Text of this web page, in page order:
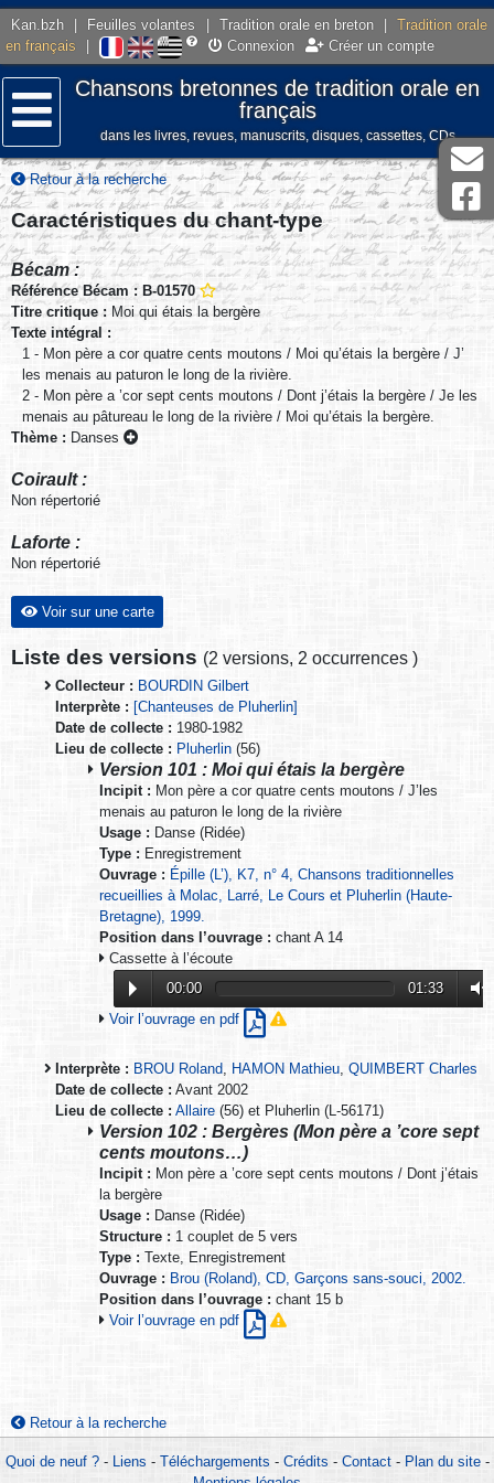
Kan.bzh Feuilles volantes Tradition orale en breton
Tradition orale
en français
Connexion Créer un compte
Menu
Chansons bretonnes de tradition orale en
français
dans les livres, revues, manuscrits, disques, cassettes, CDs
Retour à la recherche
Caractéristiques du chant-type
Bécam :
Référence Bécam : B-01570
Titre critique : Moi qui étais la bergère
Texte intégral :
1 - Mon père a cor quatre cents moutons / Moi qu’étais la bergère / J’
les menais au paturon le long de la rivière.
2 - Mon père a ’cor sept cents moutons / Dont j’étais la bergère / Je les
menais au pâtureau le long de la rivière / Moi qu’étais la bergère.
Thème : Danses
Coirault :
Non répertorié
Laforte :
Non répertorié
Voir sur une carte
Liste des versions (2 versions, 2 occurrences )
Collecteur : BOURDIN Gilbert
Interprète : [Chanteuses de Pluherlin]
Date de collecte : 1980-1982
Lieu de collecte : Pluherlin (56)
Version 101 : Moi qui étais la bergère
Incipit : Mon père a cor quatre cents moutons / J’les
menais au paturon le long de la rivière
Usage : Danse (Ridée)
Type : Enregistrement
Ouvrage : Épille (L’), K7, n° 4, Chansons traditionnelles
recueillies à Molac, Larré, Le Cours et Pluherlin (Haute-
Bretagne), 1999.
Position dans l’ouvrage : chant A 14
Cassette à l’écoute
00:00
01:33
Voir l’ouvrage en pdf
Interprète : BROU Roland HAMON Mathieu QUIMBERT Charles
Date de collecte : Avant 2002
Lieu de collecte : Allaire (56) et Pluherlin (L-56171)
Version 102 : Bergères (Mon père a ’core sept
cents moutons…)
Incipit : Mon père a ’core sept cents moutons / Dont j’étais
la bergère
Usage : Danse (Ridée)
Structure : 1 couplet de 5 vers
Type : Texte, Enregistrement
Ouvrage : Brou (Roland), CD, Garçons sans-souci, 2002.
Position dans l’ouvrage : chant 15 b
Voir l’ouvrage en pdf
Retour à la recherche
Quoi de neuf ?- Liens - Téléchargements - Crédits - Contact- Plan du site-